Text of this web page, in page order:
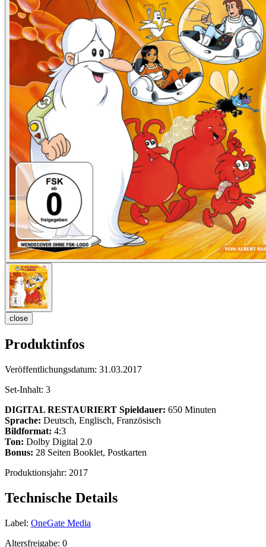
close
Produktinfos
Veröffentlichungsdatum: 31.03.2017
Set-Inhalt: 3
DIGITAL RESTAURIERT Spieldauer: 650 Minuten
Sprache: Deutsch, Englisch, Französisch
Bildformat: 4:3
Ton: Dolby Digital 2.0
Bonus: 28 Seiten Booklet, Postkarten
Produktionsjahr: 2017
Technische Details
Label: OneGate Media
Altersfreigabe: 0